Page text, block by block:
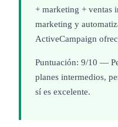
+ marketing + ventas
marketing y
ActiveCampaign
Puntuación: 9/10 —
planes intermedios,
sí es excelente.